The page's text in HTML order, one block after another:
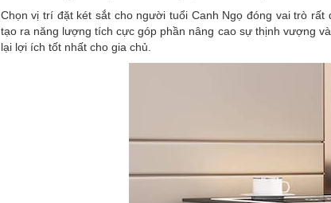
Chọn vị trí đặt két sắt cho người tuổi Canh Ngọ đóng vai trò
tạo ra năng lượng tích cực góp phần nâng cao sự thịnh vượng
lại lợi ích tốt nhất cho gia chủ.